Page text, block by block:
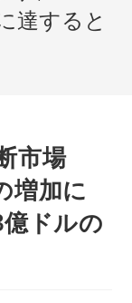
達すると
市場
増加に
ドルの